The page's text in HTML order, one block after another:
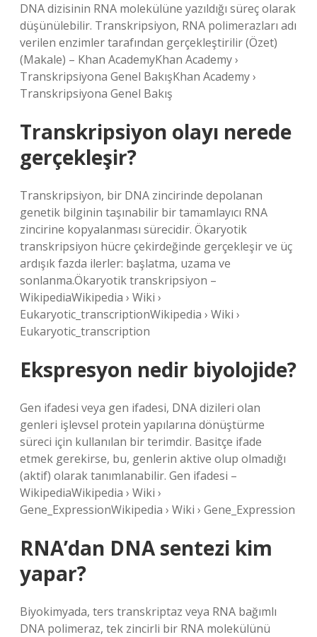
DNA dizisinin RNA molekülüne yazıldığı süreç olarak
düşünülebilir. Transkripsiyon, RNA polimerazları adı
verilen enzimler tarafından gerçekleştirilir (Özet)
(Makale) – Khan AcademyKhan Academy ›
Transkripsiyona Genel BakışKhan Academy ›
Transkripsiyona Genel Bakış
Transkripsiyon olayı nerede
gerçekleşir?
Transkripsiyon, bir DNA zincirinde depolanan
genetik bilginin taşınabilir bir tamamlayıcı RNA
zincirine kopyalanması sürecidir. Ökaryotik
transkripsiyon hücre çekirdeğinde gerçekleşir ve üç
ardışık fazda ilerler: başlatma, uzama ve
sonlanma.Ökaryotik transkripsiyon –
WikipediaWikipedia › Wiki ›
Eukaryotic_transcriptionWikipedia › Wiki ›
Eukaryotic_transcription
Ekspresyon nedir biyolojide?
Gen ifadesi veya gen ifadesi, DNA dizileri olan
genleri işlevsel protein yapılarına dönüştürme
süreci için kullanılan bir terimdir. Basitçe ifade
etmek gerekirse, bu, genlerin aktive olup olmadığı
(aktif) olarak tanımlanabilir. Gen ifadesi –
WikipediaWikipedia › Wiki ›
Gene_ExpressionWikipedia › Wiki › Gene_Expression
RNA’dan DNA sentezi kim
yapar?
Biyokimyada, ters transkriptaz veya RNA bağımlı
DNA polimeraz, tek zincirli bir RNA molekülünü